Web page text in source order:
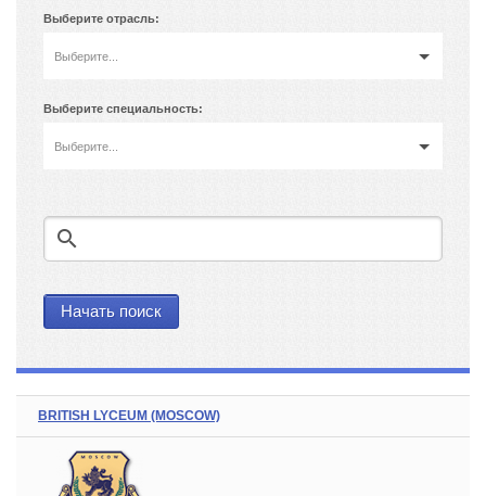
Выберите отрасль:
Выберите...
Выберите специальность:
Выберите...
search
BRITISH LYCEUM (MOSCOW)